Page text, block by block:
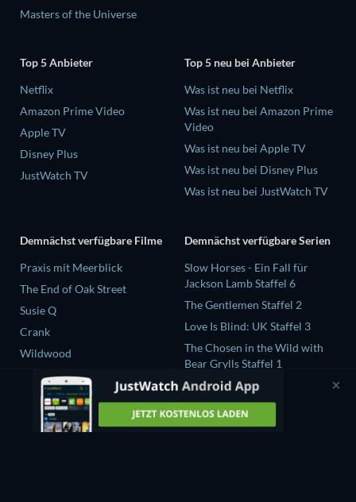
Masters of the Universe
Top 5 Anbieter
Netflix
Amazon Prime Video
Apple TV
Disney Plus
JustWatch TV
Top 5 neu bei Anbieter
Was ist neu bei Netflix
Was ist neu bei Amazon Prime
Video
Was ist neu bei Apple TV
Was ist neu bei Disney Plus
Was ist neu bei JustWatch TV
Demnächst verfügbare Filme
Praxis mit Meerblick
The End of Oak Street
Susie Q
Crank
Wildwood
Demnächst verfügbare Serien
Slow Horses - Ein Fall für
Jackson Lamb Staffel 6
The Gentlemen Staffel 2
Love Is Blind: UK Staffel 3
The Chosen in the Wild with
Bear Grylls Staffel 1
Levi Strauss und der Stoff der
Träume Staffel 1